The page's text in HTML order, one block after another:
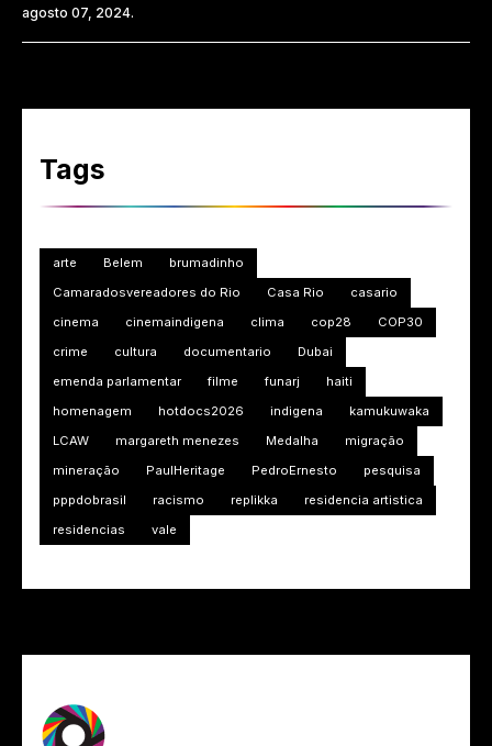
agosto 07, 2024.
Tags
arte Belem
brumadinho
Camaradosvereadores do Rio
Casa Rio
casario
cinema
cinemaindigena clima cop28
COP30
crime
cultura documentario
Dubai
emenda parlamentar
filme funarj
haiti
homenagem
hotdocs2026 indigena
kamukuwaka
LCAW
margareth menezes Medalha
migração
mineração
PaulHeritage PedroErnesto
pesquisa
pppdobrasil
racismo replikka
residencia artistica
residencias
vale